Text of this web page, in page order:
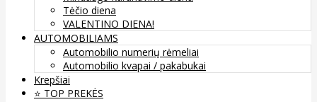
Tėčio diena
VALENTINO DIENA!
AUTOMOBILIAMS
Automobilio numerių rėmeliai
Automobilio kvapai / pakabukai
Krepšiai
⭐️ TOP PREKĖS